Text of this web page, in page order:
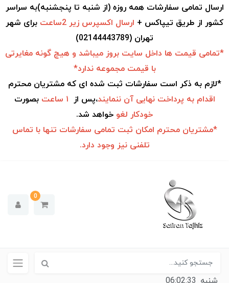
ارسال تمامی سفارشات همه روزه (از شنبه تا پنجشنبه)به سراسر
کشور از طریق تیپاکس + ارسال اکسپرس زیر 2ساعت
برای شهر
تهران (02144443789)
*تمامی قیمت ها داخل سایت بروز میباشد و هیچ گونه مغایرتی
با قیمت مجموعه ندارد*
*لازم به ذکر است سفارشات ثبت شده ای که مشتریان محترم
اقدام به پرداخت نهایی آن ننمایند،پس از
بصورت
خودکار لغو خواهد شد.
*مشتریان محترم امکان ثبت تمامی سفارشات تنها با تماس
تلفنی نیز وجود دارد.
0